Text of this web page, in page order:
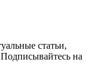
статьи,
на